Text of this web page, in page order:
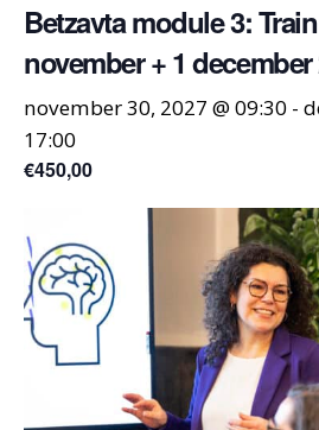
Betzavta module 3:
november + 1 december
november 30, 2027 @ 09:30 -
17:00
€450,00